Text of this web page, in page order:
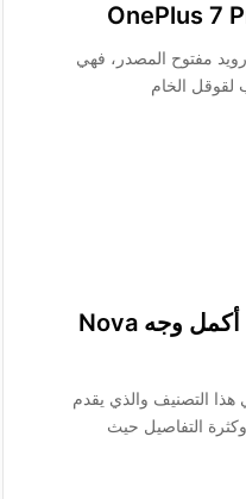
مفتوح المصدر، فهي
لقوقل الخام
كيف يعمل لانشر نوفا على أكمل وجه Nova
هذا التصنيف والذي يقدم
التفاصيل حيث